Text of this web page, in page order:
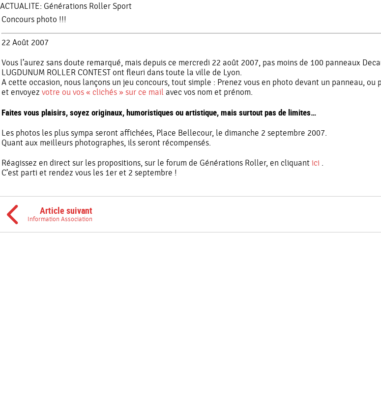
ACTUALITE: Générations Roller Sport
Concours photo !!!
22 Août 2007
Vous l’aurez sans doute remarqué, mais depuis ce mercredi 22 août 2007, pas moins de 100 panneaux
LUGDUNUM ROLLER CONTEST ont fleuri dans toute la ville de Lyon.
A cette occasion, nous lançons un jeu concours, tout simple : Prenez vous en photo devant un panneau, ou
et envoyezvotre ou vos « clichés » sur ce mail avec vos nom et prénom.
Faites vous plaisirs, soyez originaux, humoristiques ou artistique, mais surtout pas de limites…
Les photos les plus sympa seront affichées, Place Bellecour, le dimanche 2 septembre 2007.
Quant aux meilleurs photographes, ils seront récompensés.
Réagissez en direct sur les propositions, sur le forum de Générations Roller, en cliquantici .
C’est parti et rendez vous les 1er et 2 septembre !
Article suivant
Information Association